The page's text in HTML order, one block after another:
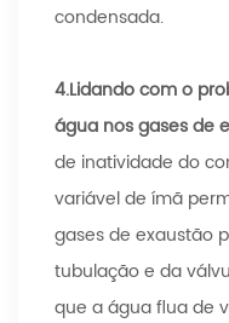
condensada.
4.Lidando com o
água nos gases de
de inatividade do
variável de ímã
gases de exaustão
tubulação e da
que a água flua de